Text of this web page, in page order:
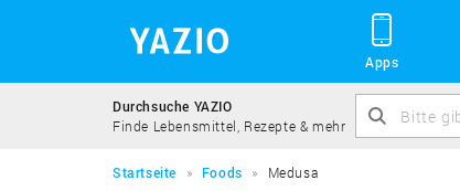
Apps
Durchsuche YAZIO
Finde Lebensmittel, Rezepte & mehr
Startseite Foods Medusa